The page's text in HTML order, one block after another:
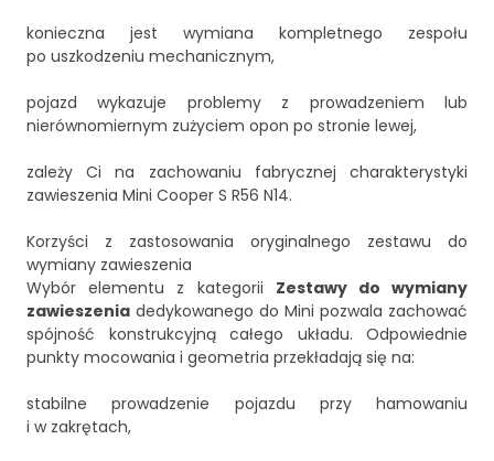
konieczna jest wymiana kompletnego zespołu
po uszkodzeniu mechanicznym,
pojazd wykazuje problemy z prowadzeniem lub
nierównomiernym zużyciem opon po stronie lewej,
zależy Ci na zachowaniu fabrycznej charakterystyki
zawieszenia Mini Cooper S R56 N14.
Korzyści z zastosowania oryginalnego zestawu do
wymiany zawieszenia
Wybór elementu z kategorii Zestawy do wymiany
zawieszenia dedykowanego do Mini pozwala zachować
spójność konstrukcyjną całego układu. Odpowiednie
punkty mocowania i geometria przekładają się na:
stabilne prowadzenie pojazdu przy hamowaniu
i w zakrętach,